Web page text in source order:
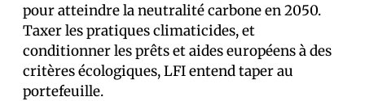
pour atteindre la neutralité carbone en 2050.
Taxer les pratiques climaticides, et
conditionner les prêts et aides européens à des
critères écologiques, LFI entend taper au
portefeuille.